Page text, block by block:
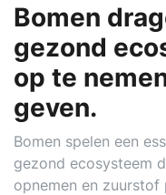
Bomen
gezond
op te
geven.
Bomen spelen een
gezond ecosysteem
opnemen en